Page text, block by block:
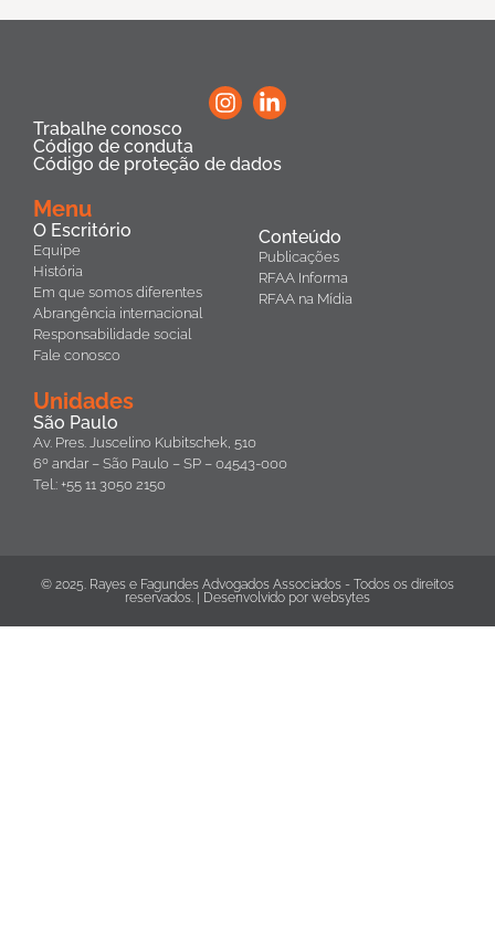
Trabalhe conosco
Código de conduta
Código de proteção de dados
Menu
O Escritório
Equipe
História
Em que somos diferentes
Abrangência internacional
Responsabilidade social
Fale conosco
Conteúdo
Publicações
RFAA Informa
RFAA na Mídia
Unidades
São Paulo
Av. Pres. Juscelino Kubitschek, 510
6º andar – São Paulo – SP – 04543-000
Tel.: +55 11 3050 2150
© 2025. Rayes e Fagundes Advogados Associados - Todos os direitos
reservados. | Desenvolvido por websytes